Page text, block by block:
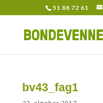
51 88 72 61
bv43_fag1